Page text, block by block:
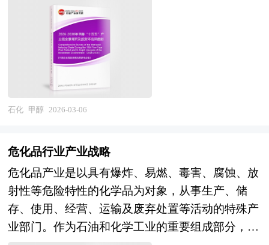
业单位，现已成为中国最具影响力的产业研究咨询
综合服务机构。集团下属研究院的产业研究报告在
大量周密的市场调研基础上，主要依据了国家统计
局、国家商务部、国家市场监督管理总局、国家发
改委、国家经济信息中心、国务院发展研究中心、
国家海关总署、中国经济景气监测中心、中国行业
药的行业现状、市场各类经营指标的情况、重点企
业状况、区域市场发展情况等内容进行详细的阐述
和深入的分析，着重对农药业务的发展进行详尽深
入的分析，并根据农药行业的政策经济发展环境对
农药行业潜在的风险和防范建议进行分析。
式，一家或多家公司的全部资产与责任不需经过清
算都转移为另一公司所有，而接受全部资产与责任
的另一公司仍然完全以自身名义继续运行。公司收
购则是指一家公司经由收购另一公司的股票或股份
等方式，取得该另一公司的控制权或管理权。企业
在并购及资产重组活动中会涉及到诸多专业问题，
比如并购目标公司的选定，目标公司资产估值，并
控制，并购的法律问题等等，面对这些问题，企业
内部因缺乏专业人才往往难以正确处理，因而必须
委托专业的顾问机构协助。 本报告由中研普华咨
询公司领衔撰写，在大量周密的市场调研基础上，
主要依据了国家统计局、国家海关总署、国家发改
量即可导致失明，过量则危及生命，严禁用于食品
加工或饮用。作为重要的基础化工原料，甲醇在现
代工业体系中扮演着多重角色，不仅是生产甲醛、
醋酸、甲胺、氯甲烷等有机化学品的核心前体，还
广泛应用于医药、农药、塑料、涂料、纺织及电子
等行业，支撑着从家居建材到高端制造的产业链运
源领域的战略价值被进一步放大，成为“十五五”期
贫油少气”的能源结构特点，煤制甲醇技术持续优
化，不仅保障了原料自主可控，还通过碳捕集与封
存（CCS）技术探索实现低碳化生产，推动传统煤
化工向绿色化工跃迁。更值得关注的是，绿色甲醇
石化 甲醇 2026-03-06
危化品行业产业战略
危化品产业是以具有爆炸、易燃、毒害、腐蚀、放
射性等危险特性的化学品为对象，从事生产、储
存、使用、经营、运输及废弃处置等活动的特殊产
业部门。作为石油和化学工业的重要组成部分，其